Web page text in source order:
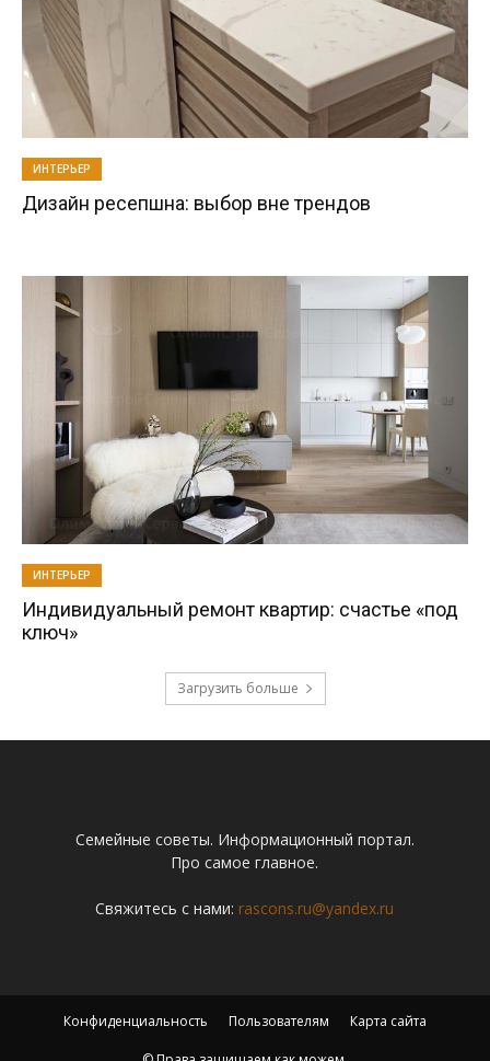
ИНТЕРЬЕР
Дизайн ресепшна: выбор вне трендов
ИНТЕРЬЕР
Индивидуальный ремонт квартир: счастье «под
ключ»
Загрузить больше
Семейные советы. Информационный портал.
Про самое главное.
Свяжитесь с нами: rascons.ru@yandex.ru
Конфиденциальность Пользователям Карта сайта